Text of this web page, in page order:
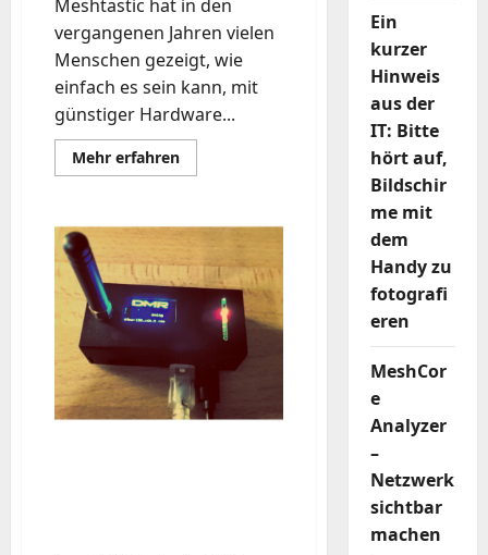
Meshtastic hat in den
vergangenen Jahren vielen
Menschen gezeigt, wie
einfach es sein kann, mit
günstiger Hardware...
Mehr erfahrenMehr
Informationen
tot,
lebe
Meshcore
Ein
kurzer
Hinweis
aus der
IT: Bitte
hört auf,
Bildschir
me mit
dem
Handy zu
fotografi
eren
MeshCor
e
Analyzer
–
Netzwerk
sichtbar
machen